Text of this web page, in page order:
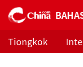
Tiongkok